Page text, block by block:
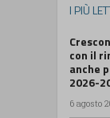
I PIÙ
con il
anche
2026-
6 agosto